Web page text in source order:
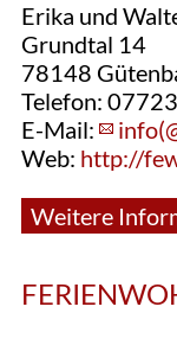
Erika und
Grundtal 14
78148
Telefon:
E-Mail:
Web: http://
Weitere